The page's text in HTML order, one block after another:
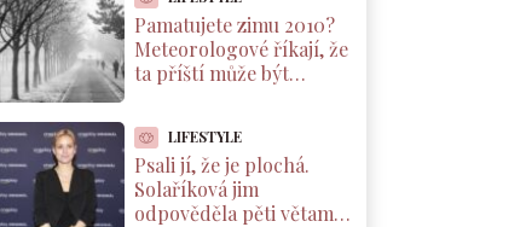
Pamatujete zimu 2010?
Meteorologové říkají, že
ta příští může být
Pacifiku
LIFESTYLE
Psali jí, že je plochá.
Solaříková jim
odpověděla pěti větami,